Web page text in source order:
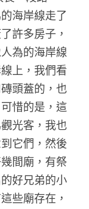
海岸線走了
許多房子，
為的海岸線
上，我們看
頭蓋的，也
惜的是，這
光客，我也
它們，然後
間廟，有祭
好兄弟的小
些廟存在，